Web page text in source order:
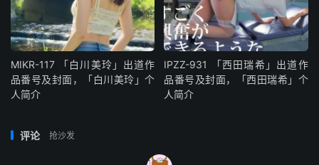
MIKR-117 「白川美玲」出道作
品番号及封面，「白川美玲」个
人简介
IPZZ-931 「西田瑞希」出道作
品番号及封面，「西田瑞希」个
人简介
评论 抢沙发